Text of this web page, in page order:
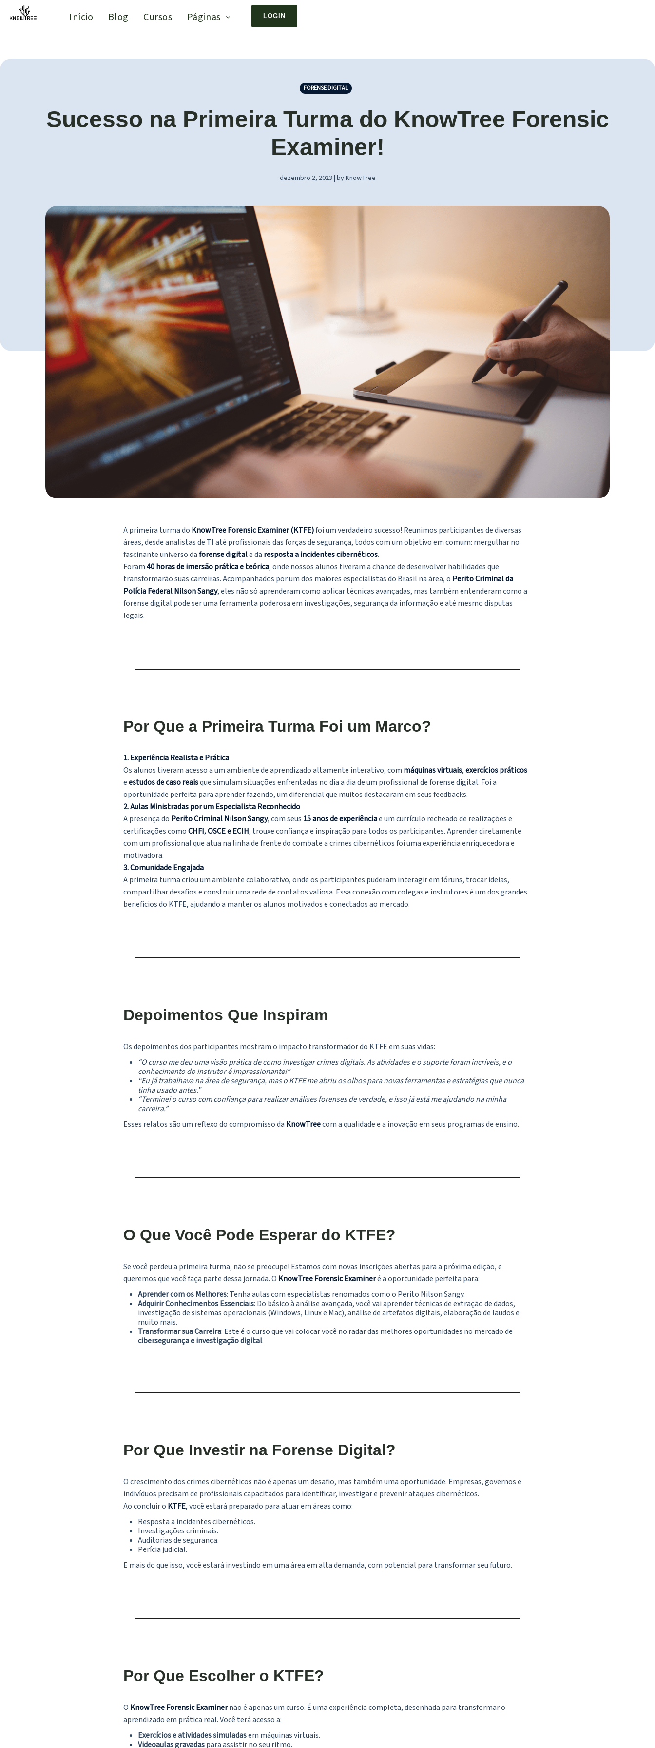
Início Blog Cursos Páginas LOGIN
FORENSE DIGITAL
Sucesso na Primeira Turma do KnowTree Forensic
Examiner!
dezembro 2, 2023 | by KnowTree
A primeira turma do KnowTree Forensic Examiner (KTFE)foi um verdadeiro sucesso! Reunimos participantes de diversas
áreas, desde analistas de TI até profissionais das forças de segurança, todos com um objetivo em comum: mergulhar no
fascinante universo daforense digitale da resposta a incidentes cibernéticos.
Foram40 horas de imersão prática e teórica, onde nossos alunos tiveram a chance de desenvolver habilidades que
transformarão suas carreiras. Acompanhados por um dos maiores especialistas do Brasil na área, o Perito Criminal da
Polícia Federal Nilson Sangy, eles não só aprenderam como aplicar técnicas avançadas, mas também entenderam como a
forense digital pode ser uma ferramenta poderosa em investigações, segurança da informação e até mesmo disputas
legais.
Por Que a Primeira Turma Foi um Marco?
1. Experiência Realista e Prática
Os alunos tiveram acesso a um ambiente de aprendizado altamente interativo, com máquinas virtuais,exercícios práticos
eestudos de caso reaisque simulam situações enfrentadas no dia a dia de um profissional de forense digital. Foi a
oportunidade perfeita para aprender fazendo, um diferencial que muitos destacaram em seus feedbacks.
2. Aulas Ministradas por um Especialista Reconhecido
A presença do Perito Criminal Nilson Sangy, com seus 15 anos de experiênciae um currículo recheado de realizações e
certificações comoCHFI, OSCE e ECIH, trouxe confiança e inspiração para todos os participantes. Aprender diretamente
com um profissional que atua na linha de frente do combate a crimes cibernéticos foi uma experiência enriquecedora e
motivadora.
3. Comunidade Engajada
A primeira turma criou um ambiente colaborativo, onde os participantes puderam interagir em fóruns, trocar ideias,
compartilhar desafios e construir uma rede de contatos valiosa. Essa conexão com colegas e instrutores é um dos grandes
benefícios do KTFE, ajudando a manter os alunos motivados e conectados ao mercado.
Depoimentos Que Inspiram
Os depoimentos dos participantes mostram o impacto transformador do KTFE em suas vidas:
“O curso me deu uma visão prática de como investigar crimes digitais. As atividades e o suporte foram incríveis, e o
conhecimento do instrutor é impressionante!”
“Eu já trabalhava na área de segurança, mas o KTFE me abriu os olhos para novas ferramentas e estratégias que nunca
tinha usado antes.”
“Terminei o curso com confiança para realizar análises forenses de verdade, e isso já está me ajudando na minha
carreira.”
Esses relatos são um reflexo do compromisso da KnowTreecom a qualidade e a inovação em seus programas de ensino.
O Que Você Pode Esperar do KTFE?
Se você perdeu a primeira turma, não se preocupe! Estamos com novas inscrições abertas para a próxima edição, e
queremos que você faça parte dessa jornada. O KnowTree Forensic Examineré a oportunidade perfeita para:
Aprender com os Melhores: Tenha aulas com especialistas renomados como o Perito Nilson Sangy.
Adquirir Conhecimentos Essenciais: Do básico à análise avançada, você vai aprender técnicas de extração de dados,
investigação de sistemas operacionais (Windows, Linux e Mac), análise de artefatos digitais, elaboração de laudos e
muito mais.
Transformar sua Carreira: Este é o curso que vai colocar você no radar das melhores oportunidades no mercado de
cibersegurança e investigação digital.
Por Que Investir na Forense Digital?
O crescimento dos crimes cibernéticos não é apenas um desafio, mas também uma oportunidade. Empresas, governos e
indivíduos precisam de profissionais capacitados para identificar, investigar e prevenir ataques cibernéticos.
Ao concluir o KTFE, você estará preparado para atuar em áreas como:
Resposta a incidentes cibernéticos.
Investigações criminais.
Auditorias de segurança.
Perícia judicial.
E mais do que isso, você estará investindo em uma área em alta demanda, com potencial para transformar seu futuro.
Por Que Escolher o KTFE?
O KnowTree Forensic Examinernão é apenas um curso. É uma experiência completa, desenhada para transformar o
aprendizado em prática real. Você terá acesso a:
Exercícios e atividades simuladasem máquinas virtuais.
Videoaulas gravadaspara assistir no seu ritmo.